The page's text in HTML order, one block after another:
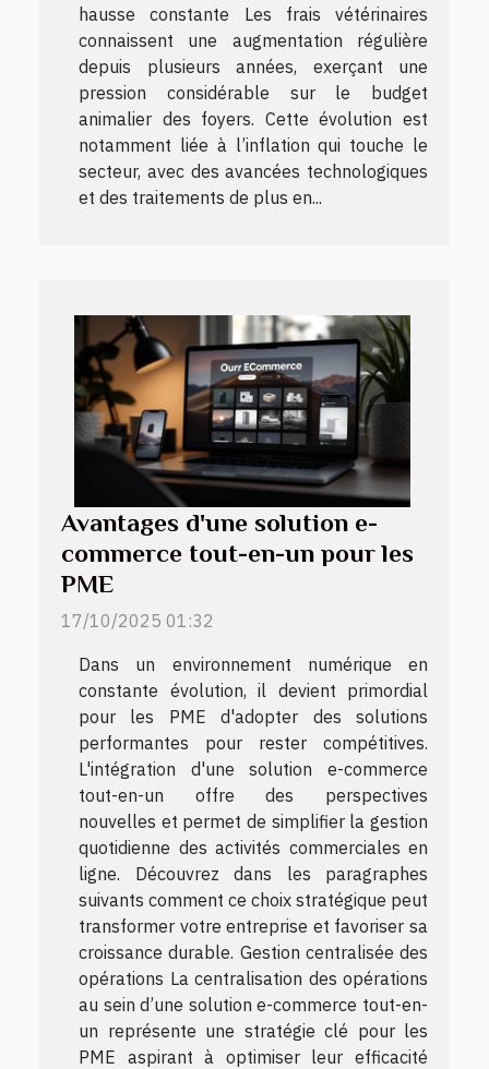
hausse constante Les frais vétérinaires
connaissent une augmentation régulière
depuis plusieurs années, exerçant une
pression considérable sur le budget
animalier des foyers. Cette évolution est
notamment liée à l’inflation qui touche le
secteur, avec des avancées technologiques
et des traitements de plus en...
Avantages d'une solution e-
commerce tout-en-un pour les
PME
17/10/2025 01:32
Dans un environnement numérique en
constante évolution, il devient primordial
pour les PME d'adopter des solutions
performantes pour rester compétitives.
L'intégration d'une solution e-commerce
tout-en-un offre des perspectives
nouvelles et permet de simplifier la gestion
quotidienne des activités commerciales en
ligne. Découvrez dans les paragraphes
suivants comment ce choix stratégique peut
transformer votre entreprise et favoriser sa
croissance durable. Gestion centralisée des
opérations La centralisation des opérations
au sein d’une solution e-commerce tout-en-
un représente une stratégie clé pour les
PME aspirant à optimiser leur efficacité